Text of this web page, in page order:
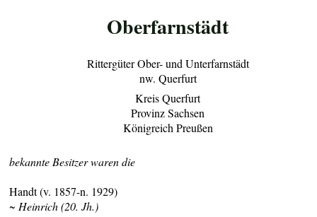
Oberfarnstädt
Rittergüter Ober- und Unterfarnstädt
nw. Querfurt
Kreis Querfurt
Provinz Sachsen
Königreich Preußen
bekannte Besitzer waren die
Handt (v. 1857-n. 1929)
~ Heinrich (20. Jh.)